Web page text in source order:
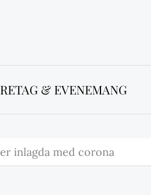
& EVENEMANG
inlagda med corona